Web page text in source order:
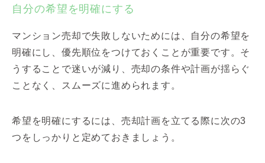
自分の希望を明確にする
マンション売却で失敗しないためには、自分の希望を
明確にし、優先順位をつけておくことが重要です。そ
うすることで迷いが減り、売却の条件や計画が揺らぐ
ことなく、スムーズに進められます。
希望を明確にするには、売却計画を立てる際に次の3
つをしっかりと定めておきましょう。